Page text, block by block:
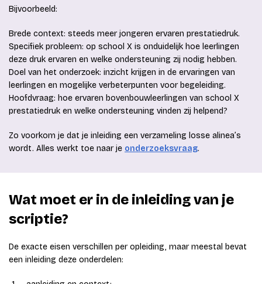
Bijvoorbeeld:
Brede context: steeds meer jongeren ervaren prestatiedruk.
Specifiek probleem: op school X is onduidelijk hoe leerlingen
deze druk ervaren en welke ondersteuning zij nodig hebben.
Doel van het onderzoek: inzicht krijgen in de ervaringen van
leerlingen en mogelijke verbeterpunten voor begeleiding.
Hoofdvraag: hoe ervaren bovenbouwleerlingen van school X
prestatiedruk en welke ondersteuning vinden zij helpend?
Zo voorkom je dat je inleiding een verzameling losse alinea’s
wordt. Alles werkt toe naar je onderzoeksvraag.
Wat moet er in de inleiding van je
scriptie?
De exacte eisen verschillen per opleiding, maar meestal bevat
een inleiding deze onderdelen: